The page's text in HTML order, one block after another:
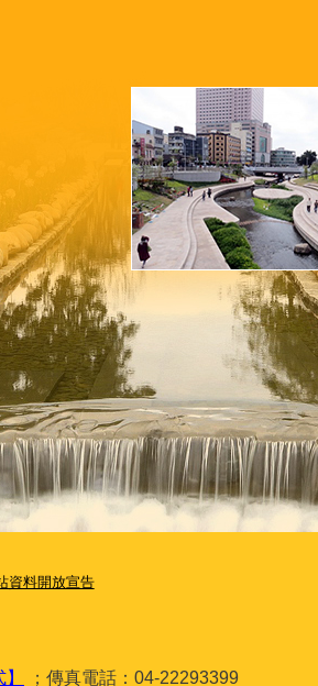
資料開放宣告
；傳真電話：04-22293399